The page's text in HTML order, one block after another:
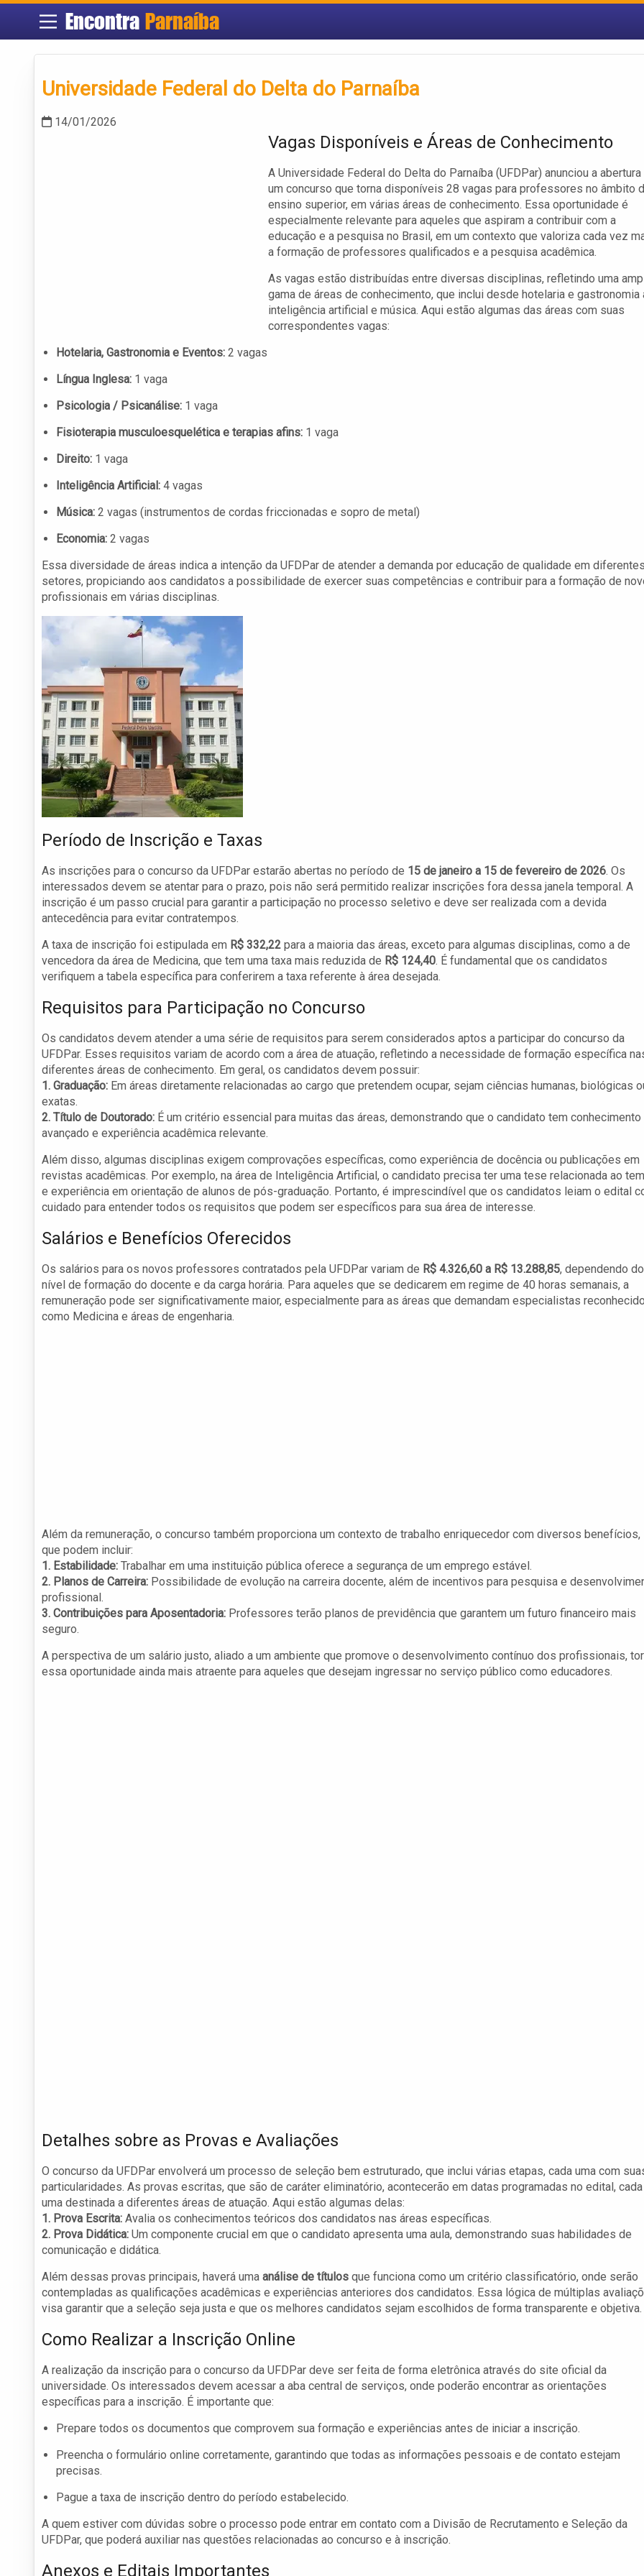
Encontra Parnaíba
Universidade Federal do Delta do Parnaíba
14/01/2026
Vagas Disponíveis e Áreas de Conhecimento
A Universidade Federal do Delta do Parnaíba (UFDPar) anunciou a abertura
um concurso que torna disponíveis 28 vagas para professores no âmbito
ensino superior, em várias áreas de conhecimento. Essa oportunidade é
especialmente relevante para aqueles que aspiram a contribuir com a
educação e a pesquisa no Brasil, em um contexto que valoriza cada vez
a formação de professores qualificados e a pesquisa acadêmica.
As vagas estão distribuídas entre diversas disciplinas, refletindo uma
gama de áreas de conhecimento, que inclui desde hotelaria e gastronomia
inteligência artificial e música. Aqui estão algumas das áreas com suas
correspondentes vagas:
Hotelaria, Gastronomia e Eventos: 2 vagas
Língua Inglesa: 1 vaga
Psicologia / Psicanálise: 1 vaga
Fisioterapia musculoesquelética e terapias afins: 1 vaga
Direito: 1 vaga
Inteligência Artificial: 4 vagas
Música: 2 vagas (instrumentos de cordas friccionadas e sopro de metal)
Economia: 2 vagas
Essa diversidade de áreas indica a intenção da UFDPar de atender a demanda por educação de qualidade em
setores, propiciando aos candidatos a possibilidade de exercer suas competências e contribuir para a formação de
profissionais em várias disciplinas.
Período de Inscrição e Taxas
As inscrições para o concurso da UFDPar estarão abertas no período de 15 de janeiro a 15 de fevereiro de 2026. Os
interessados devem se atentar para o prazo, pois não será permitido realizar inscrições fora dessa janela temporal. A
inscrição é um passo crucial para garantir a participação no processo seletivo e deve ser realizada com a devida
antecedência para evitar contratempos.
A taxa de inscrição foi estipulada em R$ 332,22 para a maioria das áreas, exceto para algumas disciplinas, como a de
vencedora da área de Medicina, que tem uma taxa mais reduzida de R$ 124,40. É fundamental que os candidatos
verifiquem a tabela específica para conferirem a taxa referente à área desejada.
Requisitos para Participação no Concurso
Os candidatos devem atender a uma série de requisitos para serem considerados aptos a participar do concurso da
UFDPar. Esses requisitos variam de acordo com a área de atuação, refletindo a necessidade de formação específica
diferentes áreas de conhecimento. Em geral, os candidatos devem possuir:
1. Graduação: Em áreas diretamente relacionadas ao cargo que pretendem ocupar, sejam ciências humanas, biológicas
exatas.
2. Título de Doutorado: É um critério essencial para muitas das áreas, demonstrando que o candidato tem conhecimento
avançado e experiência acadêmica relevante.
Além disso, algumas disciplinas exigem comprovações específicas, como experiência de docência ou publicações em
revistas acadêmicas. Por exemplo, na área de Inteligência Artificial, o candidato precisa ter uma tese relacionada ao
e experiência em orientação de alunos de pós-graduação. Portanto, é imprescindível que os candidatos leiam o edital
cuidado para entender todos os requisitos que podem ser específicos para sua área de interesse.
Salários e Benefícios Oferecidos
Os salários para os novos professores contratados pela UFDPar variam de R$ 4.326,60 a R$ 13.288,85, dependendo do
nível de formação do docente e da carga horária. Para aqueles que se dedicarem em regime de 40 horas semanais, a
remuneração pode ser significativamente maior, especialmente para as áreas que demandam especialistas
como Medicina e áreas de engenharia.
Além da remuneração, o concurso também proporciona um contexto de trabalho enriquecedor com diversos benefícios,
que podem incluir:
1. Estabilidade: Trabalhar em uma instituição pública oferece a segurança de um emprego estável.
2. Planos de Carreira: Possibilidade de evolução na carreira docente, além de incentivos para pesquisa e
profissional.
3. Contribuições para Aposentadoria: Professores terão planos de previdência que garantem um futuro financeiro mais
seguro.
A perspectiva de um salário justo, aliado a um ambiente que promove o desenvolvimento contínuo dos profissionais,
essa oportunidade ainda mais atraente para aqueles que desejam ingressar no serviço público como educadores.
Detalhes sobre as Provas e Avaliações
O concurso da UFDPar envolverá um processo de seleção bem estruturado, que inclui várias etapas, cada uma com
particularidades. As provas escritas, que são de caráter eliminatório, acontecerão em datas programadas no edital, cada
uma destinada a diferentes áreas de atuação. Aqui estão algumas delas:
1. Prova Escrita: Avalia os conhecimentos teóricos dos candidatos nas áreas específicas.
2. Prova Didática: Um componente crucial em que o candidato apresenta uma aula, demonstrando suas habilidades de
comunicação e didática.
Além dessas provas principais, haverá uma análise de títulos que funciona como um critério classificatório, onde serão
contempladas as qualificações acadêmicas e experiências anteriores dos candidatos. Essa lógica de múltiplas
visa garantir que a seleção seja justa e que os melhores candidatos sejam escolhidos de forma transparente e objetiva.
Como Realizar a Inscrição Online
A realização da inscrição para o concurso da UFDPar deve ser feita de forma eletrônica através do site oficial da
universidade. Os interessados devem acessar a aba central de serviços, onde poderão encontrar as orientações
específicas para a inscrição. É importante que:
Prepare todos os documentos que comprovem sua formação e experiências antes de iniciar a inscrição.
Preencha o formulário online corretamente, garantindo que todas as informações pessoais e de contato estejam
precisas.
Pague a taxa de inscrição dentro do período estabelecido.
A quem estiver com dúvidas sobre o processo pode entrar em contato com a Divisão de Recrutamento e Seleção da
UFDPar, que poderá auxiliar nas questões relacionadas ao concurso e à inscrição.
Anexos e Editais Importantes